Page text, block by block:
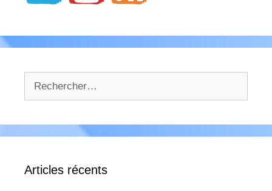
Articles récents